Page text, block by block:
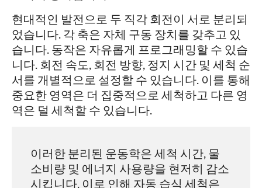
현대적인 발전으로 두 직각 회전이 서로 분리되
었습니다. 각 축은 자체 구동 장치를 갖추고 있
습니다. 동작은 자유롭게 프로그래밍할 수 있습
니다. 회전 속도, 회전 방향, 정지 시간 및 세척 순
서를 개별적으로 설정할 수 있습니다. 이를 통해
중요한 영역은 더 집중적으로 세척하고 다른 영
역은 덜 세척할 수 있습니다.
이러한 분리된 운동학은 세척 시간, 물
소비량 및 에너지 사용량을 현저히 감소
시킵니다. 이로 인해 자동 습식 세척은